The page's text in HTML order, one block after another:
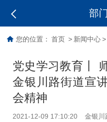
部
您的位置： 首页 > 新闻中心 >
党史学习教育丨
金银川路街道宣
会精神
2021-12-09 17:10:20 金银川